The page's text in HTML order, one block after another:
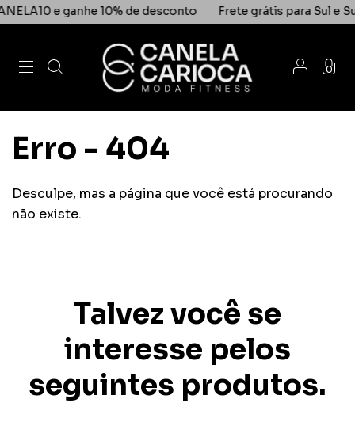
ganhe 10% de desconto Frete grátis para Sul e Sudeste
0
Erro - 404
Desculpe, mas a página que você está procurando
não existe.
Talvez você se
interesse pelos
seguintes produtos.